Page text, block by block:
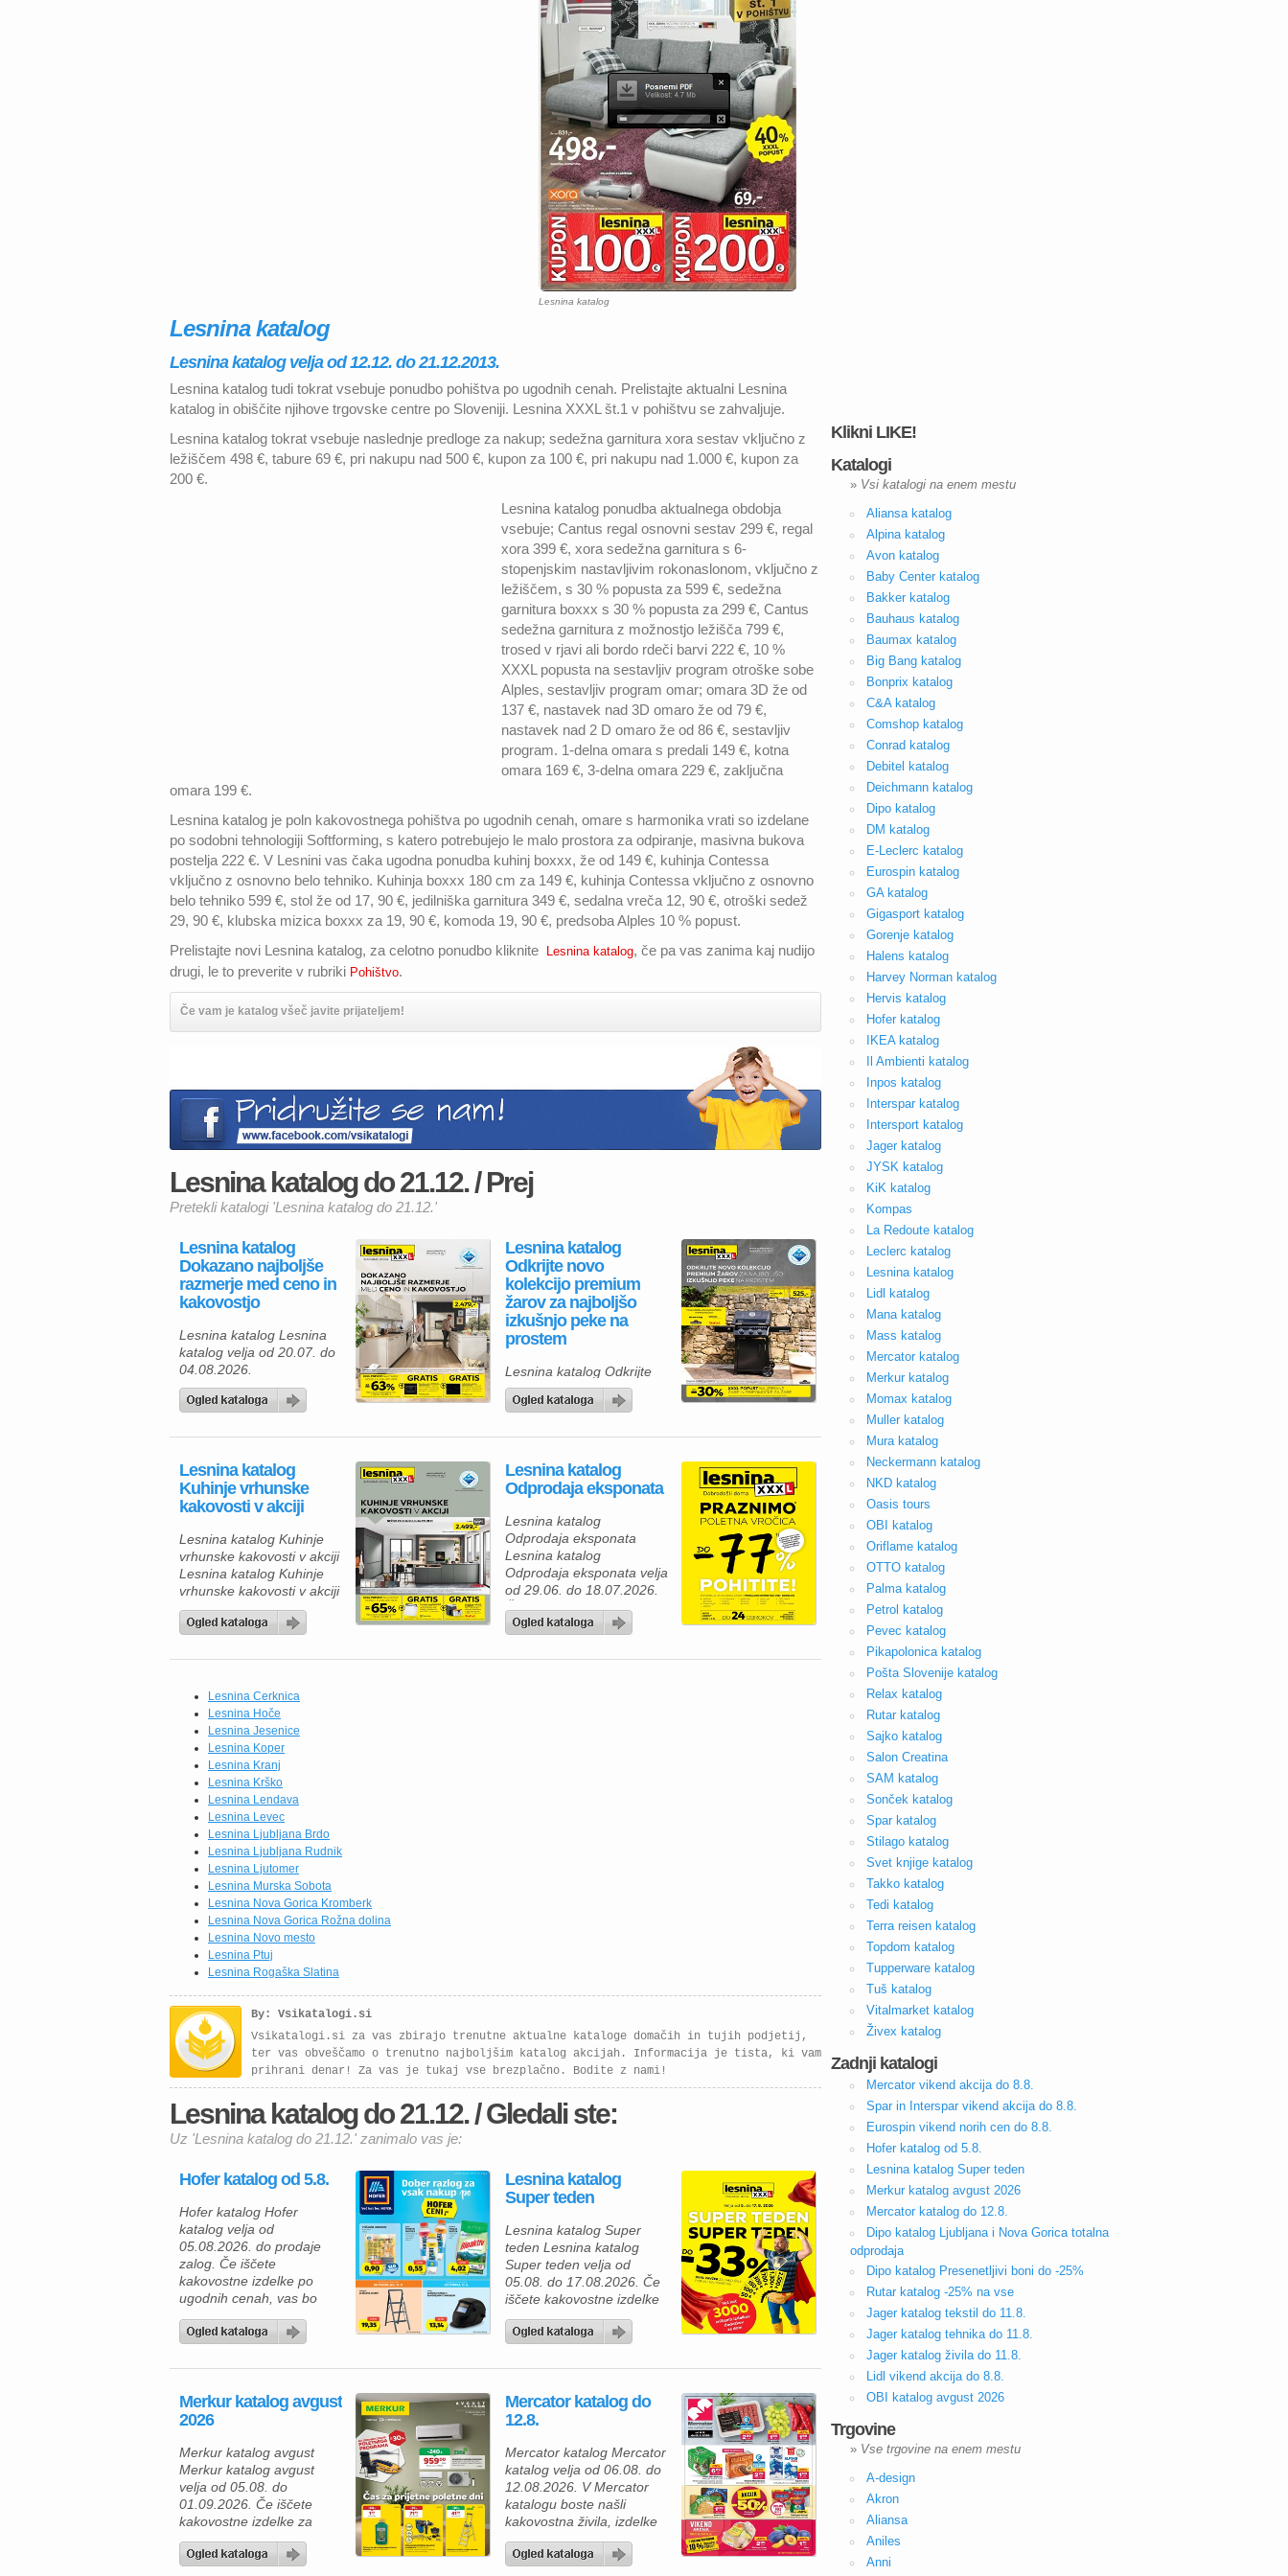
Lesnina katalog
Lesnina katalog
Lesnina katalog velja od 12.12. do 21.12.2013.
Lesnina katalog tudi tokrat vsebuje ponudbo pohištva po ugodnih cenah. Prelistajte aktualni Lesnina
katalog in obiščite njihove trgovske centre po Sloveniji. Lesnina XXXL št.1 v pohištvu se zahvaljuje.
Lesnina katalog tokrat vsebuje naslednje predloge za nakup; sedežna garnitura xora sestav vključno z
ležiščem 498 €, tabure 69 €, pri nakupu nad 500 €, kupon za 100 €, pri nakupu nad 1.000 €, kupon za
200 €.
Lesnina katalog ponudba aktualnega obdobja
vsebuje; Cantus regal osnovni sestav 299 €, regal
xora 399 €, xora sedežna garnitura s 6-
stopenjskim nastavljivim rokonaslonom, vključno z
ležiščem, s 30 % popusta za 599 €, sedežna
garnitura boxxx s 30 % popusta za 299 €, Cantus
sedežna garnitura z možnostjo ležišča 799 €,
trosed v rjavi ali bordo rdeči barvi 222 €, 10 %
XXXL popusta na sestavljiv program otroške sobe
Alples, sestavljiv program omar; omara 3D že od
137 €, nastavek nad 3D omaro že od 79 €,
nastavek nad 2 D omaro že od 86 €, sestavljiv
program. 1-delna omara s predali 149 €, kotna
omara 169 €, 3-delna omara 229 €, zaključna
omara 199 €.
Lesnina katalog je poln kakovostnega pohištva po ugodnih cenah, omare s harmonika vrati so izdelane
po sodobni tehnologiji Softforming, s katero potrebujejo le malo prostora za odpiranje, masivna bukova
postelja 222 €. V Lesnini vas čaka ugodna ponudba kuhinj boxxx, že od 149 €, kuhinja Contessa
vključno z osnovno belo tehniko. Kuhinja boxxx 180 cm za 149 €, kuhinja Contessa vključno z osnovno
belo tehniko 599 €, stol že od 17, 90 €, jedilniška garnitura 349 €, sedalna vreča 12, 90 €, otroški sedež
29, 90 €, klubska mizica boxxx za 19, 90 €, komoda 19, 90 €, predsoba Alples 10 % popust.
Prelistajte novi Lesnina katalog, za celotno ponudbo kliknite
Lesnina katalog, če pa vas zanima kaj nudijo
drugi, le to preverite v rubriki Pohištvo.
Če vam je katalog všeč javite prijateljem!
Lesnina katalog do 21.12. / Prej
Pretekli katalogi 'Lesnina katalog do 21.12.'
Lesnina katalog
Dokazano najboljše
razmerje med ceno in
kakovostjo
Lesnina katalog Lesnina
katalog velja od 20.07. do
04.08.2026.
Lesnina katalog
Odkrijte novo
kolekcijo premium
žarov za najboljšo
izkušnjo peke na
prostem
Lesnina katalog Odkrijte
novo kolekcijo premium
žarov za najboljšo izkušnjo
katalog velja od 06.07. do
Lesnina katalog
Kuhinje vrhunske
kakovosti v akciji
Lesnina katalog Kuhinje
vrhunske kakovosti v akciji
Lesnina katalog Kuhinje
vrhunske kakovosti v akciji
velja do 18.07.2026. Če
iščete novo kuhinjo, je zdaj
izkoristite ugodnosti iz
Na voljo so sodobne
kuhinje po meri, ki
združujejo vrhunsko
kakovost, funkcionalnost in
eleganten videz. Izbirate
lahko med različnimi
postavitvami in barvnimi
kombinacijami, […]
Lesnina katalog
Odprodaja eksponata
Lesnina katalog
Odprodaja eksponata
Lesnina katalog
Odprodaja eksponata velja
od 29.06. do 18.07.2026.
Če razmišljate o prenovi
svojega doma, je zdaj
izkoristite Lesnina poletno
Lesnina Cerknica
Lesnina Hoče
Lesnina Jesenice
Lesnina Koper
Lesnina Kranj
Lesnina Krško
Lesnina Lendava
Lesnina Levec
Lesnina Ljubljana Brdo
Lesnina Ljubljana Rudnik
Lesnina Ljutomer
Lesnina Murska Sobota
Lesnina Nova Gorica Kromberk
Lesnina Nova Gorica Rožna dolina
Lesnina Novo mesto
Lesnina Ptuj
Lesnina Rogaška Slatina
By: Vsikatalogi.si
Vsikatalogi.si za vas zbirajo trenutne aktualne kataloge domačih in tujih podjetij,
ter vas obveščamo o trenutno najboljšim katalog akcijah. Informacija je tista, ki vam
prihrani denar! Za vas je tukaj vse brezplačno. Bodite z nami!
Lesnina katalog do 21.12. / Gledali ste:
Uz 'Lesnina katalog do 21.12.' zanimalo vas je:
Hofer katalog od 5.8.
Hofer katalog Hofer
katalog velja od
05.08.2026. do prodaje
zalog. Če iščete
kakovostne izdelke po
ugodnih cenah, vas bo
zagotovo navdušila. Med
uporabo najdete številne
pijače, izdelke za dom in
gospodinjstvo ter
različna opravila. Za hiter
zajtrk ali malico lahko
izberete piščančje
hrenovke 200 […]
Lesnina katalog
Super teden
Lesnina katalog Super
teden Lesnina katalog
Super teden velja od
05.08. do 17.08.2026. Če
iščete kakovostne izdelke
za prijetnejši in lepše
urejen dom, vas bo
Lesnina kataloga zagotovo
odlične akcijske cene in
bogato izbiro izdelkov za
kuhinjo in jedilnico ter svoj
dom opremite po
ugodnejših cenah. Poleg
številnih […]
Merkur katalog avgust
2026
Merkur katalog avgust
Merkur katalog avgust
velja od 05.08. do
01.09.2026. Če iščete
kakovostne izdelke za
dom, vrt in delavnico, vas
bo aktualna ponudba iz
Mercator katalog do
12.8.
Mercator katalog Mercator
katalog velja od 06.08. do
12.08.2026. V Mercator
katalogu boste našli
kakovostna živila, izdelke
za gospodinjstvo in
številne priljubljene
Klikni LIKE!
Katalogi
» Vsi katalogi na enem mestu
Aliansa katalog
Alpina katalog
Avon katalog
Baby Center katalog
Bakker katalog
Bauhaus katalog
Baumax katalog
Big Bang katalog
Bonprix katalog
C&A katalog
Comshop katalog
Conrad katalog
Debitel katalog
Deichmann katalog
Dipo katalog
DM katalog
E-Leclerc katalog
Eurospin katalog
GA katalog
Gigasport katalog
Gorenje katalog
Halens katalog
Harvey Norman katalog
Hervis katalog
Hofer katalog
IKEA katalog
Il Ambienti katalog
Inpos katalog
Interspar katalog
Intersport katalog
Jager katalog
JYSK katalog
KiK katalog
Kompas
La Redoute katalog
Leclerc katalog
Lesnina katalog
Lidl katalog
Mana katalog
Mass katalog
Mercator katalog
Merkur katalog
Momax katalog
Muller katalog
Mura katalog
Neckermann katalog
NKD katalog
Oasis tours
OBI katalog
Oriflame katalog
OTTO katalog
Palma katalog
Petrol katalog
Pevec katalog
Pikapolonica katalog
Pošta Slovenije katalog
Relax katalog
Rutar katalog
Sajko katalog
Salon Creatina
SAM katalog
Sonček katalog
Spar katalog
Stilago katalog
Svet knjige katalog
Takko katalog
Tedi katalog
Terra reisen katalog
Topdom katalog
Tupperware katalog
Tuš katalog
Vitalmarket katalog
Živex katalog
Zadnji katalogi
Mercator vikend akcija do 8.8.
Spar in Interspar vikend akcija do 8.8.
Eurospin vikend norih cen do 8.8.
Hofer katalog od 5.8.
Lesnina katalog Super teden
Merkur katalog avgust 2026
Mercator katalog do 12.8.
Dipo katalog Ljubljana i Nova Gorica totalna
odprodaja
Dipo katalog Presenetljivi boni do -25%
Rutar katalog -25% na vse
Jager katalog tekstil do 11.8.
Jager katalog tehnika do 11.8.
Jager katalog živila do 11.8.
Lidl vikend akcija do 8.8.
OBI katalog avgust 2026
Trgovine
» Vse trgovine na enem mestu
A-design
Akron
Aliansa
Aniles
Anni